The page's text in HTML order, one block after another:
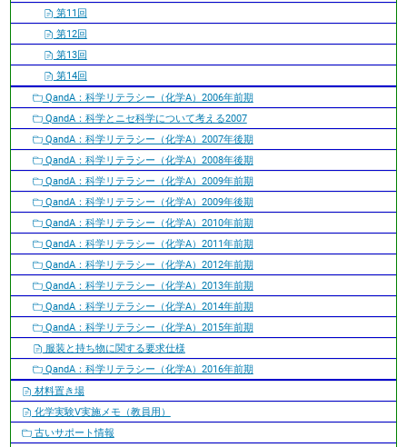
第11回
第12回
第13回
第14回
QandA：科学リテラシー（化学A）2006年前期
QandA：科学とニセ科学について考える2007
QandA：科学リテラシー（化学A）2007年後期
QandA：科学リテラシー（化学A）2008年後期
QandA：科学リテラシー（化学A）2009年前期
QandA：科学リテラシー（化学A）2009年後期
QandA：科学リテラシー（化学A）2010年前期
QandA：科学リテラシー（化学A）2011年前期
QandA：科学リテラシー（化学A）2012年前期
QandA：科学リテラシー（化学A）2013年前期
QandA：科学リテラシー（化学A）2014年前期
QandA：科学リテラシー（化学A）2015年前期
服装と持ち物に関する要求仕様
QandA：科学リテラシー（化学A）2016年前期
材料置き場
化学実験V実施メモ（教員用）
古いサポート情報